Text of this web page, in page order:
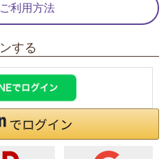
利用方法
する